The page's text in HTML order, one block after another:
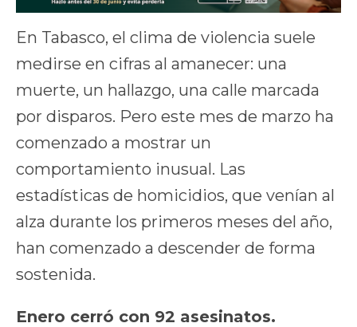
En Tabasco, el clima de violencia suele
medirse en cifras al amanecer: una
muerte, un hallazgo, una calle marcada
por disparos. Pero este mes de marzo ha
comenzado a mostrar un
comportamiento inusual. Las
estadísticas de homicidios, que venían al
alza durante los primeros meses del año,
han comenzado a descender de forma
sostenida.
Enero cerró con 92 asesinatos.